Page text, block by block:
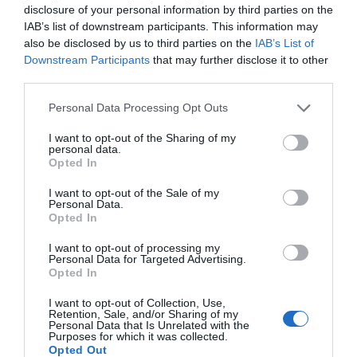
disclosure of your personal information by third parties on the
IAB’s list of downstream participants. This information may
also be disclosed by us to third parties on the IAB’s List of
Downstream Participants that may further disclose it to other
Personal Data Processing Opt Outs
I want to opt-out of the Sharing of my
personal data.
Opted In
I want to opt-out of the Sale of my
Personal Data.
Opted In
I want to opt-out of processing my
Personal Data for Targeted Advertising.
Opted In
I want to opt-out of Collection, Use,
Retention, Sale, and/or Sharing of my
Personal Data that Is Unrelated with the
Purposes for which it was collected.
Opted Out